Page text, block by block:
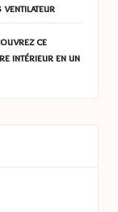
ventilateur
ce
intérieur en un